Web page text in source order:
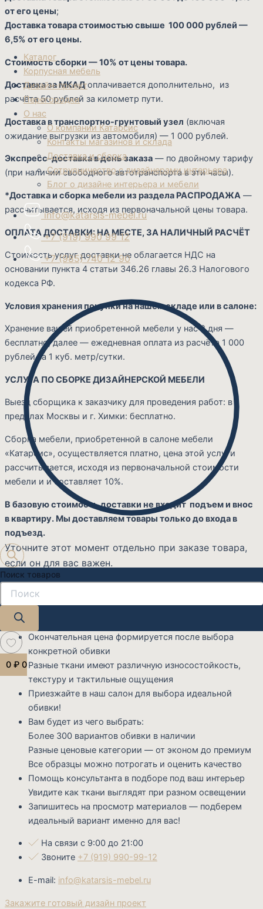
Каталог
Корпусная мебель
Дизайн-проект
Перегородки
О нас
О компании Катарсис
Контакты магазинов и склада
Доставка и сборка
Сотрудничество с дизайнерами интерьера
Блог о дизайне интерьера и мебели
info@katarsis-mebel.ru
+7 (919) 990 99 12
+7 (985) 740 12 90
Поиск товаров
0 ₽ 0
от его цены;
Доставка товара стоимостью свыше 100 000 рублей —
6,5% от его цены.
Стоимость сборки — 10% от цены товара.
Доставка за МКАДоплачивается дополнительно, из
расчёта 50 рублей за километр пути.
Доставка в транспортно-грунтовый узел (включая
ожидание выгрузки из автомобиля) — 1 000 рублей.
Экспресс-доставка в день заказа — по двойному тарифу
(при наличии свободного автотранспорта в эти часы).
*Доставка и сборка мебели из раздела РАСПРОДАЖА —
рассчитывается, исходя из первоначальной цены товара.
ОПЛАТА ДОСТАВКИ: НА МЕСТЕ, ЗА НАЛИЧНЫЙ РАСЧЁТ
Стоимость услуг доставки не облагается НДС на
основании пункта 4 статьи 346.26 главы 26.3 Налогового
кодекса РФ.
Условия хранения покупки на нашем складе или в салоне:
Хранение вашей приобретенной мебели у нас 2 дня —
бесплатно; далее — ежедневная оплата из расчёта 1 000
рублей за 1 куб. метр/сутки.
УСЛУГА ПО СБОРКЕ ДИЗАЙНЕРСКОЙ МЕБЕЛИ
Выезд сборщика к заказчику для проведения работ: в
пределах Москвы и г. Химки: бесплатно.
Сборка мебели, приобретенной в салоне мебели
«Катарсис», осуществляется платно, цена этой услуги
рассчитывается, исходя из первоначальной стоимости
мебели и и составляет 10%.
В базовую стоимость доставки не входит подъем и внос
в квартиру. Мы доставляем товары только до входа в
подъезд.
Уточните этот момент отдельно при заказе товара,
если он для вас важен.
Важно при выборе ткани:
Стоимость изделия может меняться в зависимости
Окончательная цена формируется после выбора
конкретной обивки
Разные ткани имеют различную износостойкость,
текстуру и тактильные ощущения
Приезжайте в наш салон для выбора идеальной
обивки!
Вам будет из чего выбрать:
Более 300 вариантов обивки в наличии
Разные ценовые категории — от эконом до премиум
Все образцы можно потрогать и оценить качество
Помощь консультанта в подборе под ваш интерьер
Увидите как ткани выглядят при разном освещении
Запишитесь на просмотр материалов — подберем
идеальный вариант именно для вас!
На связи с 9:00 до 21:00
Звоните +7 (919) 990-99-12
E-mail: info@katarsis-mebel.ru
Закажите готовый дизайн проект